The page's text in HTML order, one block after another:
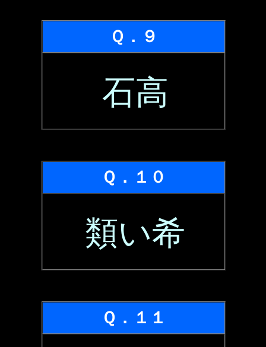
Ｑ．９
石高
Ｑ．１０
類い希
Ｑ．１１